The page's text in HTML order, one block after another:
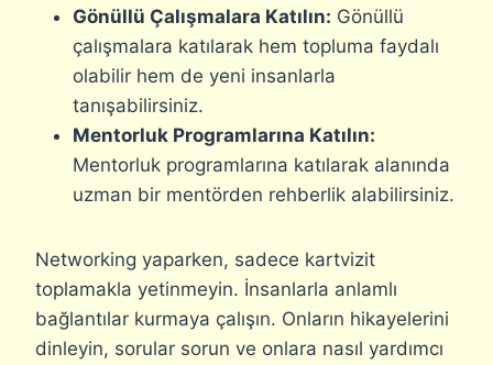
Gönüllü Çalışmalara Katılın: Gönüllü
çalışmalara katılarak hem topluma faydalı
olabilir hem de yeni insanlarla
tanışabilirsiniz.
Mentorluk Programlarına Katılın:
Mentorluk programlarına katılarak alanında
uzman bir mentörden rehberlik alabilirsiniz.
Networking yaparken, sadece kartvizit
toplamakla yetinmeyin. İnsanlarla anlamlı
bağlantılar kurmaya çalışın. Onların hikayelerini
dinleyin, sorular sorun ve onlara nasıl yardımcı